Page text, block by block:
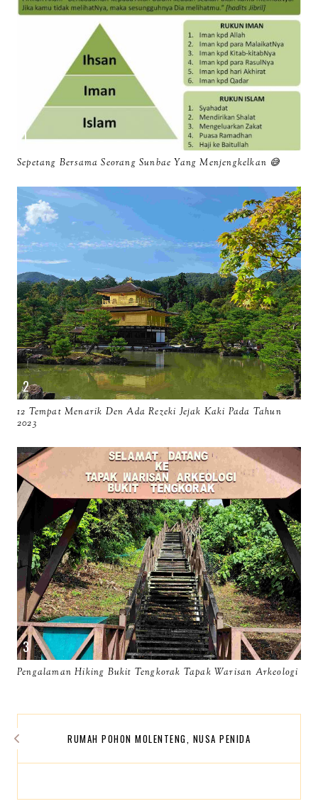
Sepetang Bersama Seorang Sunbae Yang Menjengkelkan 😅
12 Tempat Menarik Den Ada Rezeki Jejak Kaki Pada Tahun
2023
Pengalaman Hiking Bukit Tengkorak Tapak Warisan Arkeologi
RUMAH POHON MOLENTENG, NUSA PENIDA